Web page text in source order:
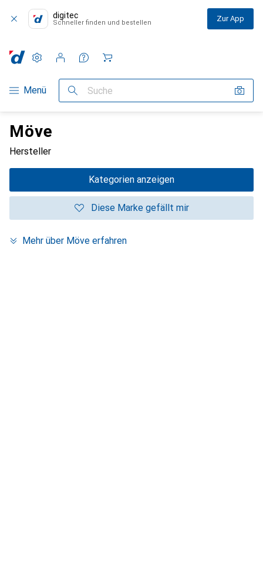
digitec
Schneller finden und bestellen Zur App
Navigation nach Kategorien
Menü Suche
Einstellungen
Kundenkonto
Vergleichslisten
Merklisten
Warenkorb
Möve
Hersteller
Kategorien anzeigen
Diese Marke gefällt mir
Mehr über Möve erfahren